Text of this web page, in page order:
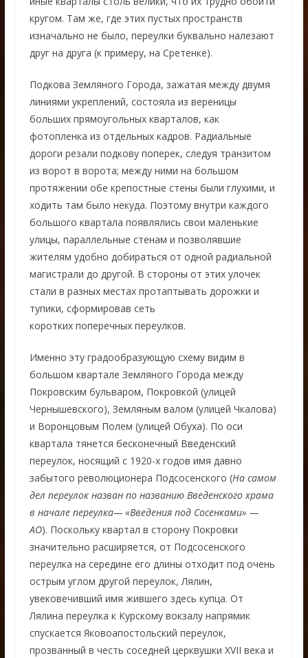
кругом. Там же, где этих пустых пространств
изначально не было, переулки буквально налезают
друг на друга (к примеру, на Сретенке).
Подкова Земляного Города, зажатая между двумя
линиями укреплений, состояла из вереницы
больших прямоугольных кварталов, как
фотопленка из отдельных кадров. Радиальные
дороги резали подкову поперек, следуя транзитом
из ворот в ворота; между ними на большом
протяжении обе крепостные стены были глухими, и
ходить там было некуда. Поэтому внутри каждого
большого квартала появлялись свои маленькие
улицы, параллельные стенам и позволявшие
жителям удобно добираться от одной радиальной
магистрали до другой. В стороны от этих улочек
стали в разных местах протаптывать дорожки и
тупики, сформировав сеть
коротких поперечных переулков.
Именно эту градообразующую схему видим в
большом квартале Земляного Города между
Покровским бульваром, Покровкой (улицей
Чернышевского), Земляным валом (улицей Чкалова)
и Воронцовым Полем (улицей Обуха). По оси
квартала тянется бесконечный Введенский
переулок, носящий с 1920-х годов имя давно
забытого революционера Подсосенского (На самом
дел переулок назван по названию Введенского храма
в начале переулка— «Введения под Сосенками» —
АО). Поскольку квартал в сторону Покровки
значительно расширяется, от Подсосенского
переулка на середине его длины отходит под очень
острым углом другой переулок, Лялин,
увековечивший имя жившего здесь купца. От
Лялина переулка к Курскому вокзалу напрямик
спускается Яковоапостольский переулок,
прозванный в честь соседней церквушки XVII века и